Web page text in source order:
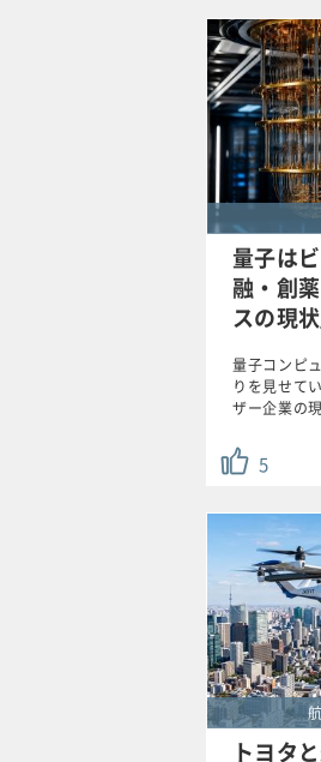
タグ
量子は
融・創
スの現状
5
量子コンピ
りを見せて
ザー企業の
トヨタ